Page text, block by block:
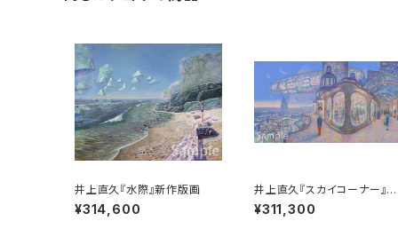
井上直久『水際』新作版画
¥314,600
井上直久『スカイコーナー』新
作版画
¥311,300